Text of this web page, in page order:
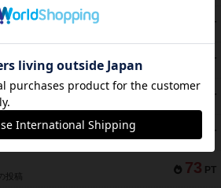
PT
PT
投稿
75 PT
投稿
PT
28
投稿
73 PT
投稿